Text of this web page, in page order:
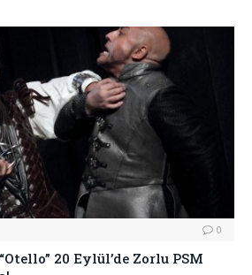
0
20 Eylül’de Zorlu PSM